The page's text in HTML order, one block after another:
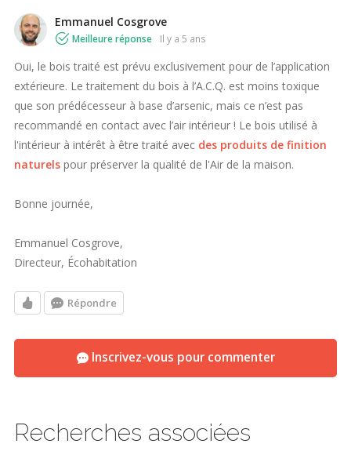
Emmanuel Cosgrove
Meilleure réponse il y a 5 ans
Oui, le bois traité est prévu exclusivement pour de l’application
extérieure. Le traitement du bois à l’A.C.Q. est moins toxique
que son prédécesseur à base d’arsenic, mais ce n’est pas
recommandé en contact avec l’air intérieur ! Le bois utilisé à
l'intérieur à intérêt à être traité avec des produits de finition
naturels pour préserver la qualité de l'Air de la maison.
Bonne journée,
Emmanuel Cosgrove,
Directeur, Écohabitation
Répondre
Inscrivez-vous pour commenter
Recherches associées